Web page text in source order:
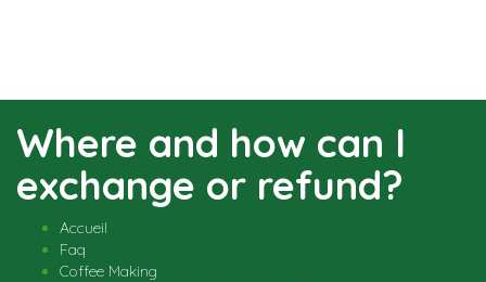
Where and how can I
exchange or refund?
Accueil
Faq
Coffee Making